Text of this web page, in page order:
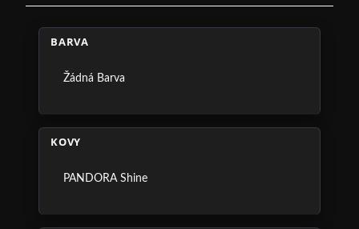
BARVA
Žádná Barva
KOVY
PANDORA Shine